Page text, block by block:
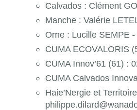
Calvados : Clément
Manche : Valérie
Orne : Lucille SEMPE
CUMA ECOVALORIS
CUMA Innov’61 (61) :
CUMA Calvados
Haie’Nergie et